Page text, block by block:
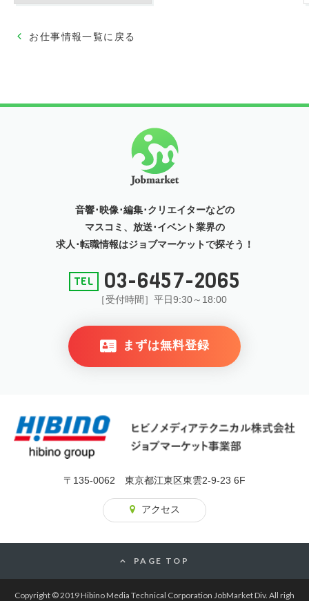
■交通費 支給 上限設定有/60,000円まで
※正社員直接雇用時：想定年収400万円～500万円/経験により応相談
お仕事情報一覧に戻る
音響･映像･編集･クリエイターなどの
マスコミ、放送･イベント業界の
求人･転職情報はジョブマーケットで探そう！
03-6457-2065
［受付時間］平日9:30～18:00
まずは無料登録
〒135-0062 東京都江東区東雲2-9-23 6F
アクセス
PAGE TOP
Copyright © 2019 Hibino Media Technical Corporation JobMarket Div. All righ